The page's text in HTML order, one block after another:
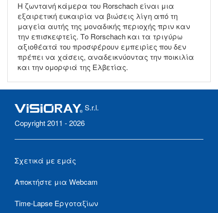
Η ζωντανή κάμερα του Rorschach είναι μια
εξαιρετική ευκαιρία να βιώσεις λίγη από τη
μαγεία αυτής της μοναδικής περιοχής πριν καν
την επισκεφτείς. Το Rorschach και τα τριγύρω
αξιοθέατά του προσφέρουν εμπειρίες που δεν
πρέπει να χάσεις, αναδεικνύοντας την ποικιλία
και την ομορφιά της Ελβετίας.
S.r.l.
Copyright 2011 - 2026
Σχετικά με εμάς
Αποκτήστε μια Webcam
Time-Lapse Εργοταξίων